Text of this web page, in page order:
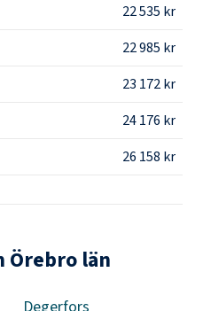
22 535 kr
22 985 kr
23 172 kr
24 176 kr
26 158 kr
Örebro län
Degerfors